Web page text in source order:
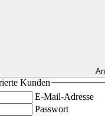
Kunden
E-Mail-Adresse
Passwort